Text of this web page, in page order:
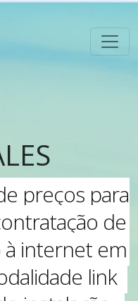
preços para
de
à internet em
link